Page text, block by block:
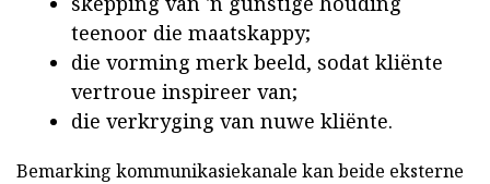
teenoor die maatskappy;
die vorming merk beeld, sodat kliënte
vertroue inspireer van;
die verkryging van nuwe kliënte.
Bemarking kommunikasiekanale kan beide eksterne